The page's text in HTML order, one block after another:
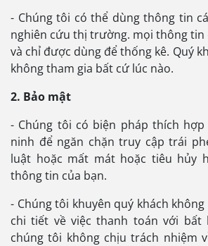
- Chúng tôi có thể dùng thông tin
nghiên cứu thị trường. mọi thông tin
và chỉ được dùng để thống kê. Quý
không tham gia bất cứ lúc nào.
2. Bảo mật
- Chúng tôi có biện pháp thích
ninh để ngăn chặn truy cập trái
luật hoặc mất mát hoặc tiêu hủy
thông tin của bạn.
- Chúng tôi khuyên quý khách
chi tiết về việc thanh toán với bất
chúng tôi không chịu trách nhiệm